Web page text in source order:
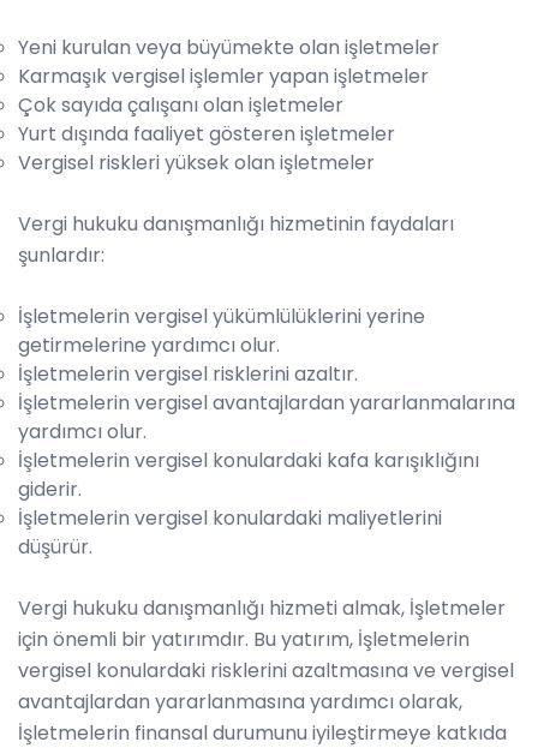
Yeni kurulan veya büyümekte olan işletmeler
Karmaşık vergisel işlemler yapan işletmeler
Çok sayıda çalışanı olan işletmeler
Yurt dışında faaliyet gösteren işletmeler
Vergisel riskleri yüksek olan işletmeler
Vergi hukuku danışmanlığı hizmetinin faydaları
şunlardır:
İşletmelerin vergisel yükümlülüklerini yerine
getirmelerine yardımcı olur.
İşletmelerin vergisel risklerini azaltır.
İşletmelerin vergisel avantajlardan yararlanmalarına
yardımcı olur.
İşletmelerin vergisel konulardaki kafa karışıklığını
giderir.
İşletmelerin vergisel konulardaki maliyetlerini
düşürür.
Vergi hukuku danışmanlığı hizmeti almak, İşletmeler
için önemli bir yatırımdır. Bu yatırım, İşletmelerin
vergisel konulardaki risklerini azaltmasına ve vergisel
avantajlardan yararlanmasına yardımcı olarak,
İşletmelerin finansal durumunu iyileştirmeye katkıda